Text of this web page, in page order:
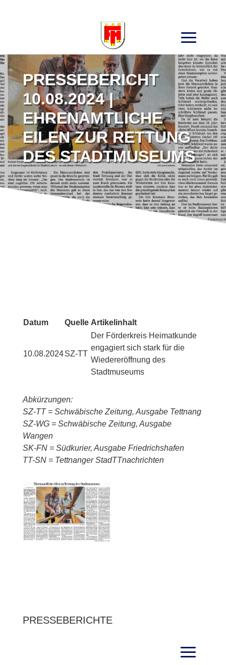
PRESSEBERICHT
10.08.2024 |
EHRENAMTLICHE
EILEN ZUR RETTUNG
DES STADTMUSEUMS
Datum Quelle Artikelinhalt
10.08.2024SZ-TT
Der Förderkreis Heimatkunde
engagiert sich stark für die
Wiedereröffnung des
Stadtmuseums
Abkürzungen:
SZ-TT = Schwäbische Zeitung, Ausgabe Tettnang
SZ-WG = Schwäbische Zeitung, Ausgabe
Wangen
SK-FN = Südkurier, Ausgabe Friedrichshafen
TT-SN = Tettnanger StadTTnachrichten
PRESSEBERICHTE